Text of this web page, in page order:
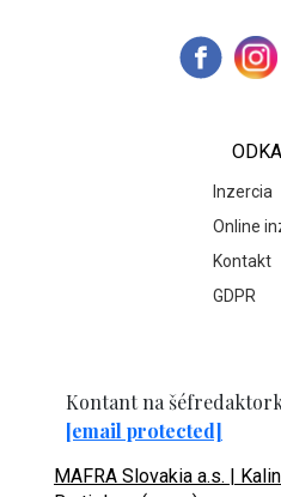
Inzercia
Online
Kontakt
GDPR
Kontant na
[email protected]
MAFRA Slovakia a.s. |